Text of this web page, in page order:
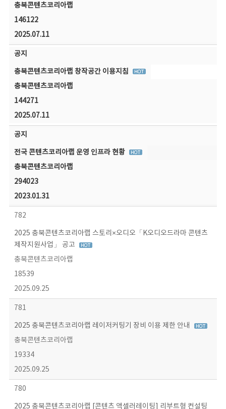
충북콘텐츠코리아랩
146122
2025.07.11
공지
충북콘텐츠코리아랩 창작공간 이용지침
충북콘텐츠코리아랩
144271
2025.07.11
공지
전국 콘텐츠코리아랩 운영 인프라 현황
충북콘텐츠코리아랩
294023
2023.01.31
782
2025 충북콘텐츠코리아랩 스토리×오디오「K오디오드라마 콘텐츠
제작지원사업」 공고
충북콘텐츠코리아랩
18539
2025.09.25
781
2025 충북콘텐츠코리아랩 레이저커팅기 장비 이용 제한 안내
충북콘텐츠코리아랩
19334
2025.09.25
780
2025 충북콘텐츠코리아랩 [콘텐츠 액셀러레이팅] 리부트형 컨설팅